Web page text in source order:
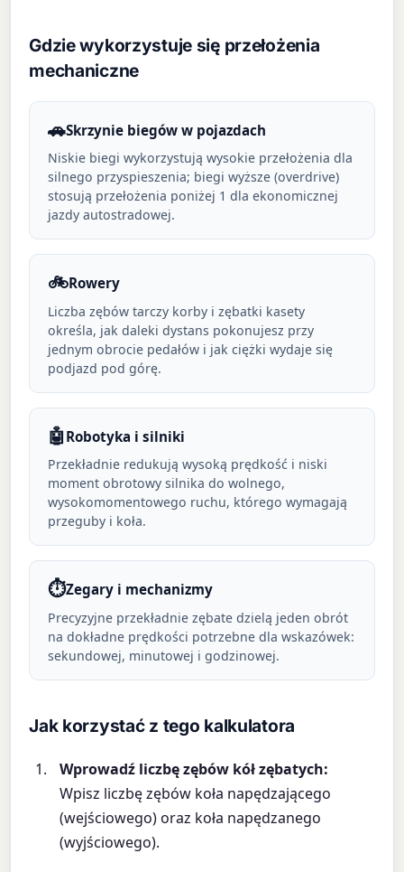
Gdzie wykorzystuje się przełożenia
mechaniczne
🚗Skrzynie biegów w pojazdach
Niskie biegi wykorzystują wysokie przełożenia dla
silnego przyspieszenia; biegi wyższe (overdrive)
stosują przełożenia poniżej 1 dla ekonomicznej
jazdy autostradowej.
🚲Rowery
Liczba zębów tarczy korby i zębatki kasety
określa, jak daleki dystans pokonujesz przy
jednym obrocie pedałów i jak ciężki wydaje się
podjazd pod górę.
🤖 Robotyka i silniki
Przekładnie redukują wysoką prędkość i niski
moment obrotowy silnika do wolnego,
wysokomomentowego ruchu, którego wymagają
przeguby i koła.
⏱️Zegary i mechanizmy
Precyzyjne przekładnie zębate dzielą jeden obrót
na dokładne prędkości potrzebne dla wskazówek:
sekundowej, minutowej i godzinowej.
Jak korzystać z tego kalkulatora
Wprowadź liczbę zębów kół zębatych:
Wpisz liczbę zębów koła napędzającego
(wejściowego) oraz koła napędzanego
(wyjściowego).